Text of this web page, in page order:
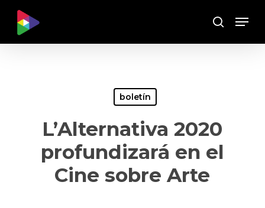
main
Buscar
Menu
boletín
L’Alternativa 2020
profundizará en el
Cine sobre Arte